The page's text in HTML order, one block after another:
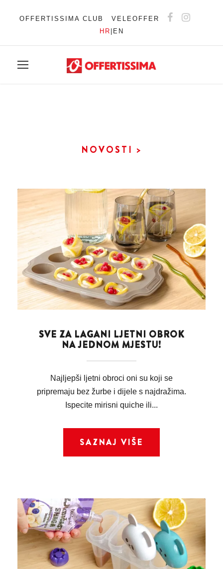
OFFERTISSIMA CLUB
VELEOFFER
HR EN
NOVOSTI >
SVE ZA LAGANI LJETNI OBROK
NA JEDNOM MJESTU!
Najljepši ljetni obroci oni su koji se
pripremaju bez žurbe i dijele s najdražima.
Ispecite mirisni quiche ili...
SAZNAJ VIŠE